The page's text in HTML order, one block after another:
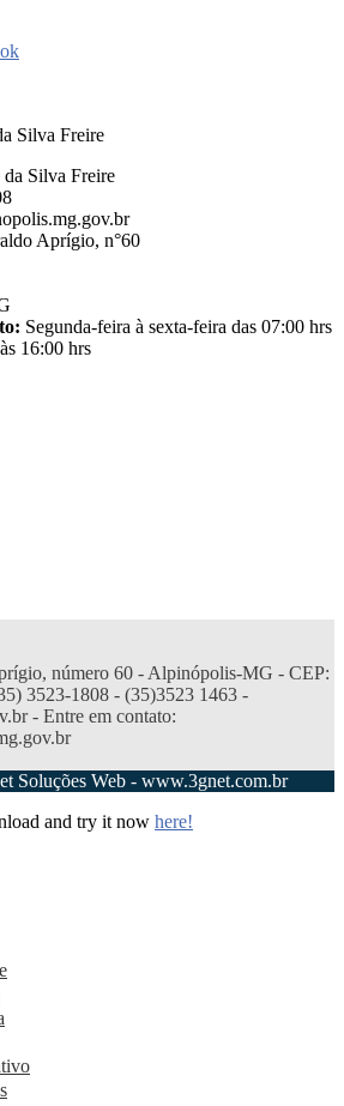
Silva Freire
Silva Freire
Aprígio, n°60
Segunda-feira à sexta-feira das 07:00 hrs
16:00 hrs
número 60 - Alpinópolis-MG - CEP:
3523-1808 - (35)3523 1463 -
- Entre em contato:
Soluções Web - www.3gnet.com.br
and try it now here!